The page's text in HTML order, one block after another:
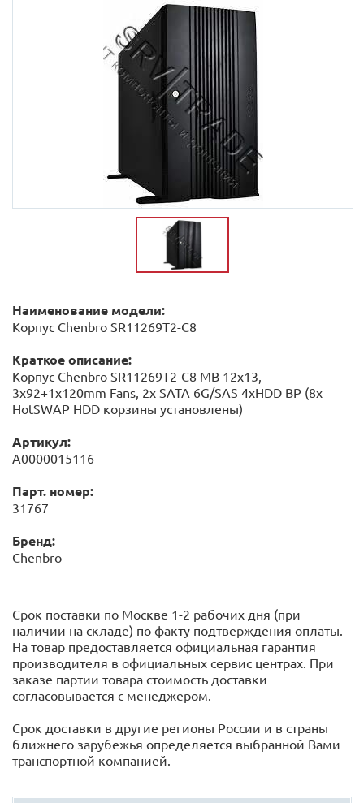
Наименование модели:
Корпус Chenbro SR11269T2-C8
Краткое описание:
Корпус Chenbro SR11269T2-C8 MB 12x13,
3x92+1x120mm Fans, 2x SATA 6G/SAS 4xHDD BP (8x
HotSWAP HDD корзины установлены)
Артикул:
А0000015116
Парт. номер:
31767
Бренд:
Chenbro
Срок поставки по Москве 1-2 рабочих дня (при
наличии на складе) по факту подтверждения оплаты.
На товар предоставляется официальная гарантия
производителя в официальных сервис центрах. При
заказе партии товара стоимость доставки
согласовывается с менеджером.
Срок доставки в другие регионы России и в страны
ближнего зарубежья определяется выбранной Вами
транспортной компанией.